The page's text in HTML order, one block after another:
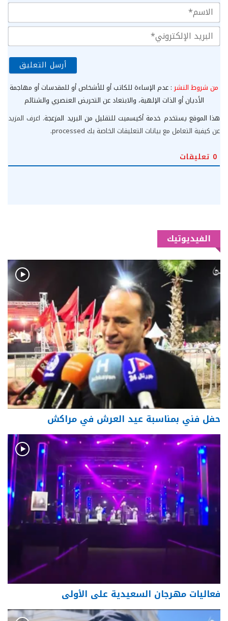
من شروط النشر: عدم الإساءة للكاتب أو للأشخاص أو للمقدسات أو مهاجمة
الأديان أو الذات الإلهية، والابتعاد عن التحريض العنصري والشتائم
هذا الموقع يستخدم خدمة أكيسميت للتقليل من البريد المزعجة. اعرف المزيد
عن كيفية التعامل مع بيانات التعليقات الخاصة بك processed
.
0 تعليقات
الفيديوتيك
حفل فني بمناسبة عيد العرش في مراكش
فعاليات مهرجان السعيدية على الأولى